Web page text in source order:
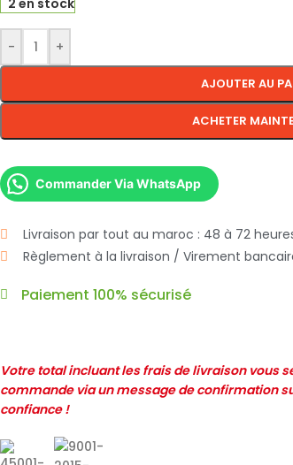
2 en stock
- +
AJOUTER AU
ACHETER
Commander Via WhatsApp
Livraison par tout au maroc : 48 à 72
Règlement à la livraison / Virement
Paiement 100% sécurisé
Votre total incluant les frais de livraison vous
commande via un message de confirmation
confiance !